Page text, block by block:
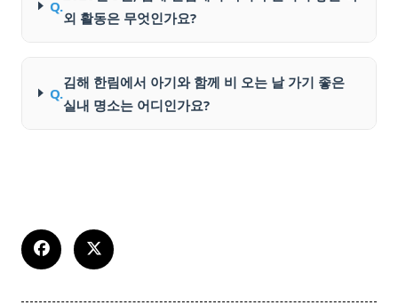
Q.
외 활동은 무엇인가요?
Q.
김해 한림에서 아기와 함께 비 오는 날 가기 좋은
실내 명소는 어디인가요?